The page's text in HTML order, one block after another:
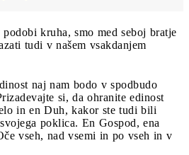
kruha, smo med seboj bratje
tudi v našem vsakdanjem
naj nam bodo v spodbudo
si, da ohranite edinost
in en Duh, kakor ste tudi bili
poklica. En Gospod, ena
vseh, nad vsemi in po vseh in v